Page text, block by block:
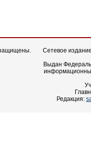
Сетевое
Выдан
Редакция: